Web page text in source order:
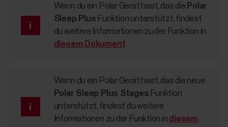
Wenn du ein Polar Gerät hast, das die Polar
Sleep Plus Funktion unterstützt, findest
du weitere Informationen zu der Funktion in
diesem Dokument.
Wenn du ein Polar Gerät hast, das die neue
Polar Sleep Plus Stages Funktion
unterstützt, findest du weitere
Informationen zu der Funktion in diesem